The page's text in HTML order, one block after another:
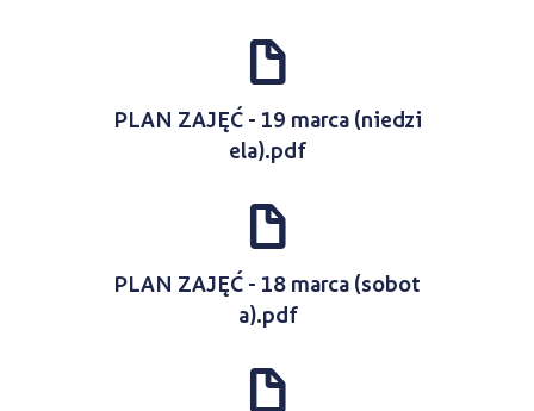
d
PLAN ZAJĘĆ - 19 marca (niedzi
ela).pdf
d
PLAN ZAJĘĆ - 18 marca (sobot
a).pdf
d